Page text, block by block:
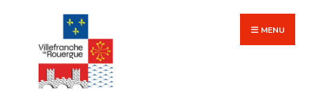
content
MENU